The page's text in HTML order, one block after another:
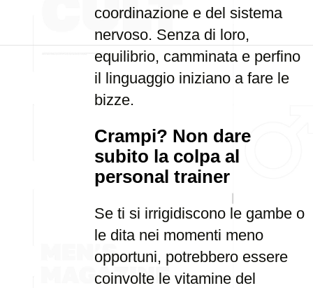
coordinazione e del sistema
nervoso. Senza di loro,
equilibrio, camminata e perfino
il linguaggio iniziano a fare le
bizze.
Crampi? Non dare
subito la colpa al
personal trainer
Se ti si irrigidiscono le gambe o
le dita nei momenti meno
opportuni, potrebbero essere
coinvolte le vitamine del